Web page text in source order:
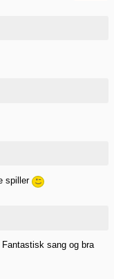
spiller
sang og bra